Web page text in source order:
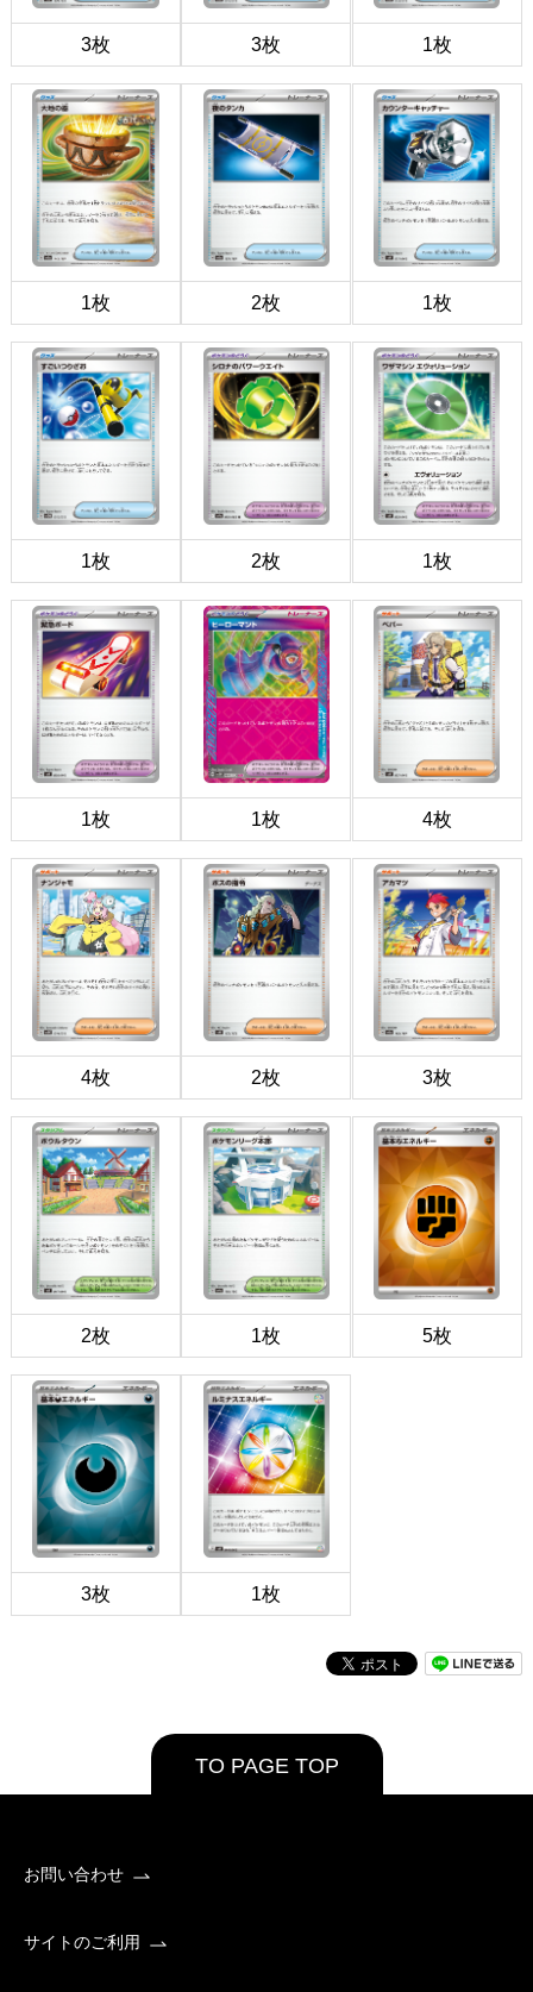
3枚 3枚 1枚
1枚 2枚 1枚
1枚 2枚 1枚
1枚 1枚 4枚
4枚 2枚 3枚
2枚 1枚 5枚
3枚 1枚
TO PAGE TOP
お問い合わせ
サイトのご利用